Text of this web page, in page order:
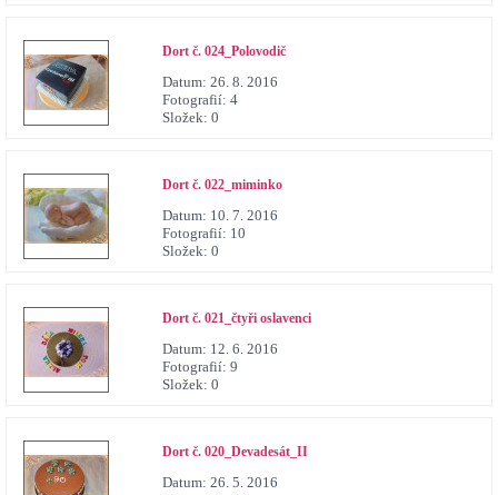
Dort č. 024_Polovodič
Datum: 26. 8. 2016
Fotografií: 4
Složek: 0
Dort č. 022_miminko
Datum: 10. 7. 2016
Fotografií: 10
Složek: 0
Dort č. 021_čtyři oslavenci
Datum: 12. 6. 2016
Fotografií: 9
Složek: 0
Dort č. 020_Devadesát_II
Datum: 26. 5. 2016